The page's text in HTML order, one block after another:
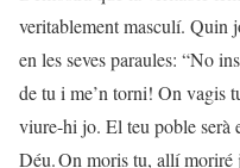
veritablement masculí. Quin
en les seves paraules: “No
de tu i me’n torni! On vagis
viure-hi jo. El teu poble serà
Déu. On moris tu, allí moriré